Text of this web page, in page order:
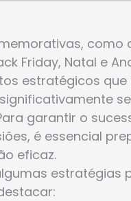
como
Friday, Natal e
estratégicos que
garantir o
é essencial
eficaz.
estratégias